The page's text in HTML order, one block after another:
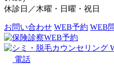
休診日／木曜・日曜・祝日
お問い合わせ WEB予約 WEB
電話